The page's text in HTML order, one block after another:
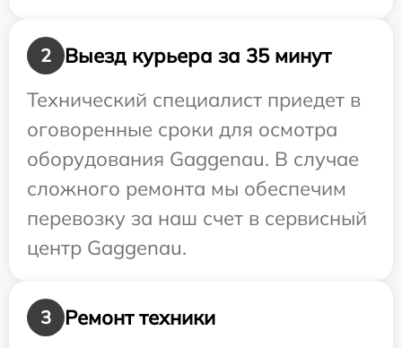
2
Выезд курьера за 35 минут
Технический специалист приедет в
оговоренные сроки для осмотра
оборудования Gaggenau. В случае
сложного ремонта мы обеспечим
перевозку за наш счет в сервисный
центр Gaggenau.
3
Ремонт техники